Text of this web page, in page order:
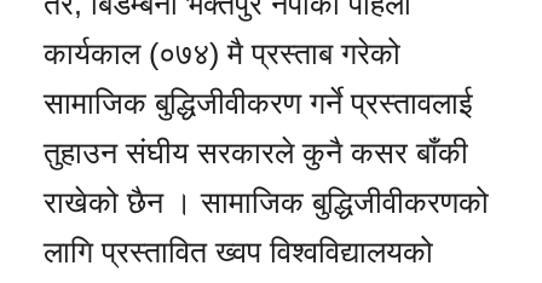
कार्यकाल (०७४) मै प्रस्ताब गरेको
सामाजिक बुद्धिजीवीकरण गर्ने प्रस्तावलाई
तुहाउन संघीय सरकारले कुनै कसर बाँकी
राखेको छैन । सामाजिक बुद्धिजीवीकरणको
लागि प्रस्तावित ख्वप विश्वविद्यालयको